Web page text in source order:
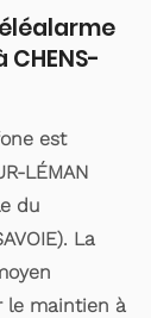
est
LÉMAN
du
La
le maintien à